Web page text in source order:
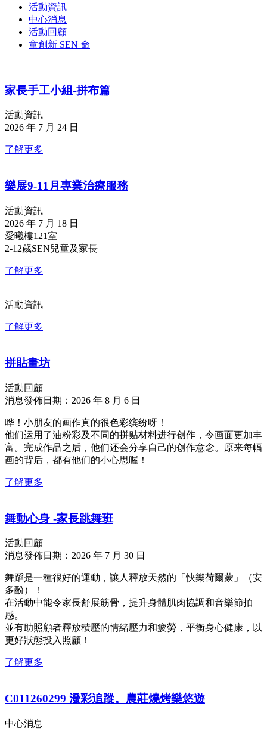
活動資訊
中心消息
活動回顧
童創新 SEN 命
家長手工小組-拼布篇
活動資訊
2026 年 7 月 24 日
了解更多
樂展9-11月專業治療服務
活動資訊
2026 年 7 月 18 日
愛曦樓121室
2-12歲SEN兒童及家長
了解更多
活動資訊
了解更多
拼貼畫坊
活動回顧
消息發佈日期：2026 年 8 月 6 日
哗！小朋友的画作真的很色彩缤纷呀！
他们运用了油粉彩及不同的拼贴材料进行创作，令画面更加丰
富。完成作品之后，他们还会分享自己的创作意念。原来每幅
画的背后，都有他们的小心思喔！
了解更多
舞動心身 -家長跳舞班
活動回顧
消息發佈日期：2026 年 7 月 30 日
舞蹈是一種很好的運動，讓人釋放天然的「快樂荷爾蒙」（安
多酚）！
在活動中能令家長舒展筋骨，提升身體肌肉協調和音樂節拍
感。
並有助照顧者釋放積壓的情緒壓力和疲勞，平衡身心健康，以
更好狀態投入照顧！
了解更多
C011260299 潑彩追蹤。農莊燒烤樂悠遊
中心消息